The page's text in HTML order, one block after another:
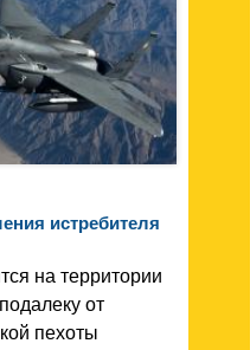
истребителя
на территории
от
пехоты